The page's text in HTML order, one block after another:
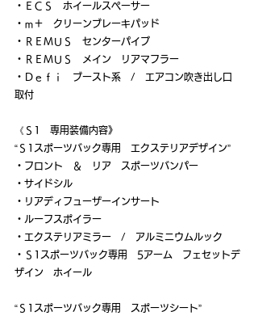
・ＥＣＳ　ホイールスペーサー
・ｍ＋　クリーンブレーキパッド
・ＲＥＭＵＳ　センターパイプ
・ＲＥＭＵＳ　メイン　リアマフラー
・Ｄｅｆｉ　ブースト系　/　エアコン吹き出し口
取付
《Ｓ1　専用装備内容》
“Ｓ1スポーツバック専用　エクステリアデザイン”
・フロント　＆　リア　スポーツバンパー
・サイドシル
・リアディフューザーインサート
・ルーフスポイラー
・エクステリアミラー　/　アルミニウムルック
・Ｓ1スポーツバック専用　5アーム　フェセットデ
ザイン　ホイール
“Ｓ1スポーツバック専用　スポーツシート”